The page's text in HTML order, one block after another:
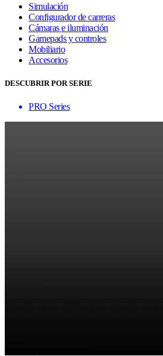
Simulación
Configurador de carreras
Cámaras e iluminación
Gamepads y controles
Mobiliario
Accesorios
DESCUBRIR POR SERIE
PRO Series